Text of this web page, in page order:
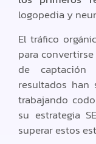
logopedia y
El tráfico
para
de captación
resultados
trabajando
su estrategia
superar estos